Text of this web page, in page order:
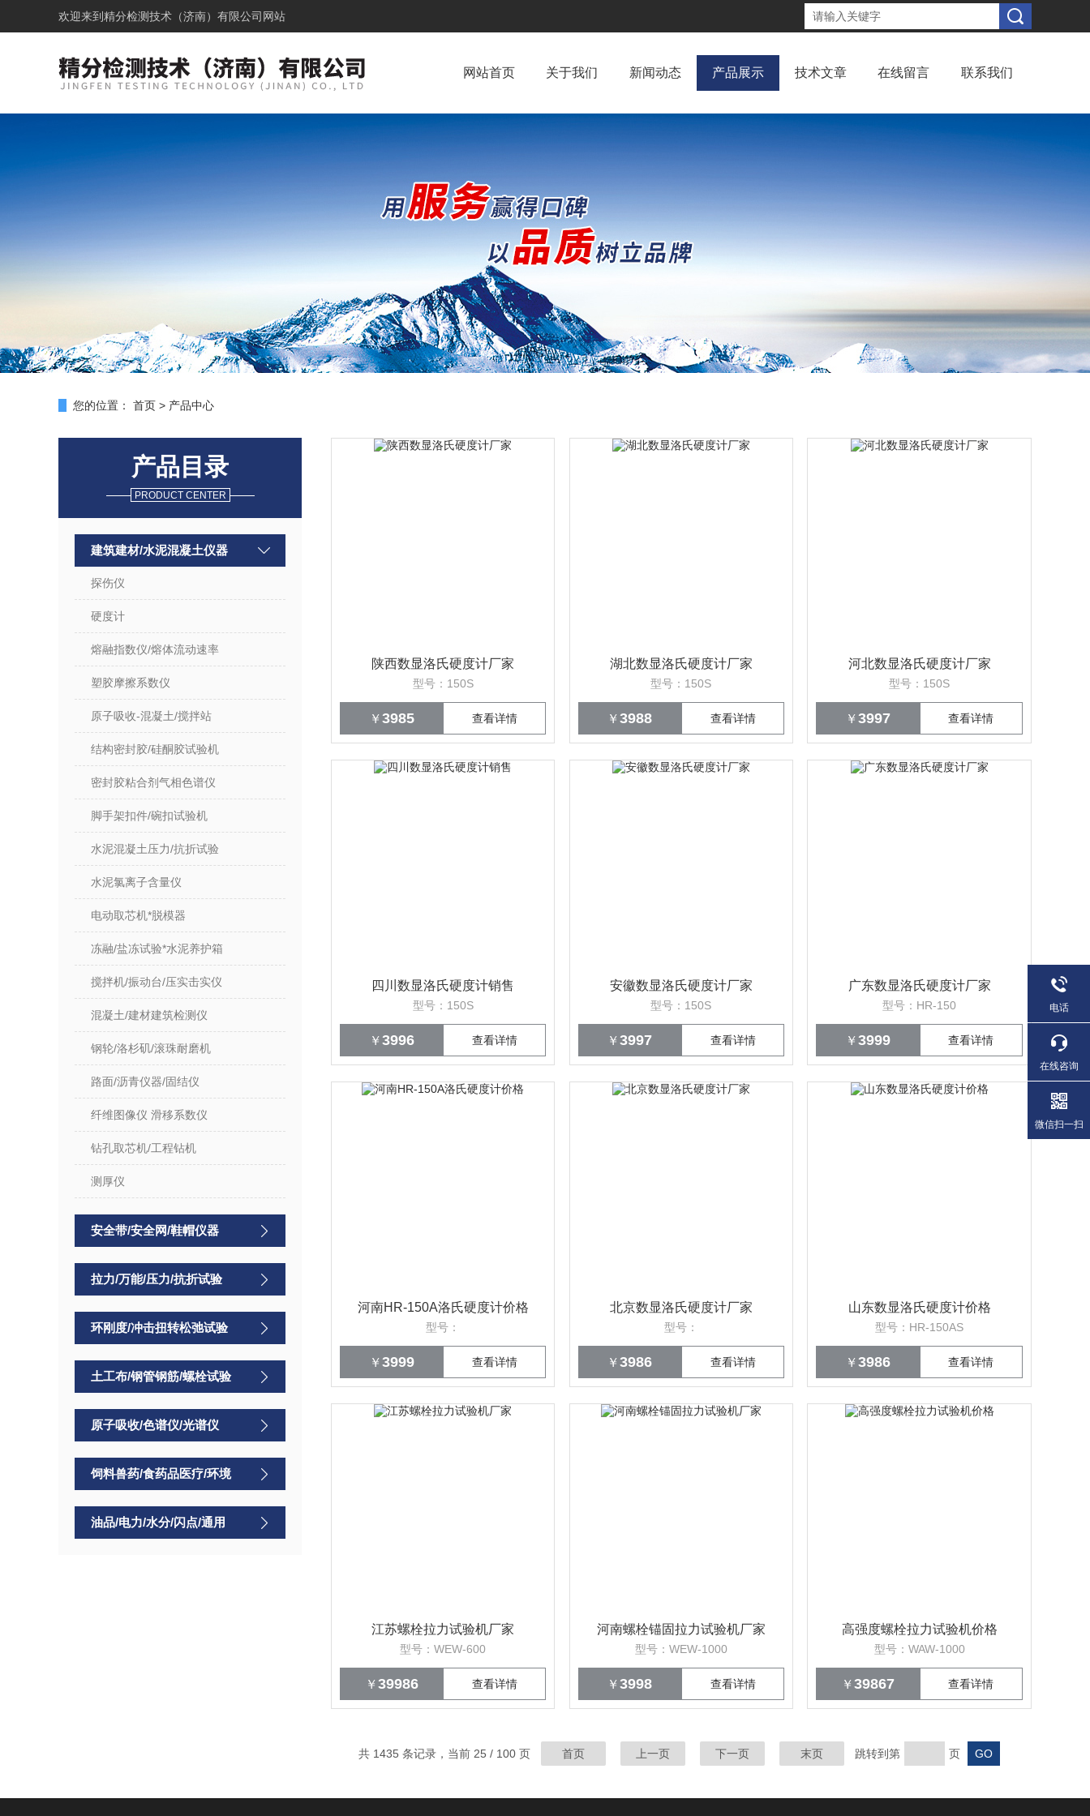
欢迎来到 精分检测技术（济南）有限公司网站
网站首页 关于我们 新闻动态 产品展示 技术文章 在线留言 联系我们
您的位置： 首页 > 产品中心
产品目录
PRODUCT CENTER
建筑建材/水泥混凝土仪器
探伤仪
硬度计
熔融指数仪/熔体流动速率
塑胶摩擦系数仪
原子吸收-混凝土/搅拌站
结构密封胶/硅酮胶试验机
密封胶粘合剂气相色谱仪
脚手架扣件/碗扣试验机
水泥混凝土压力/抗折试验
水泥氯离子含量仪
电动取芯机*脱模器
冻融/盐冻试验*水泥养护箱
搅拌机/振动台/压实击实仪
混凝土/建材建筑检测仪
钢轮/洛杉矶/滚珠耐磨机
路面/沥青仪器/固结仪
纤维图像仪 滑移系数仪
钻孔取芯机/工程钻机
测厚仪
安全带/安全网/鞋帽仪器
拉力/万能/压力/抗折试验
环刚度/冲击扭转松弛试验
土工布/钢管钢筋/螺栓试验
原子吸收/色谱仪/光谱仪
饲料兽药/食药品医疗/环境
油品/电力/水分/闪点/通用
陕西数显洛氏硬度计厂家
型号：150S
￥3985 查看详情
湖北数显洛氏硬度计厂家
型号：150S
￥3988 查看详情
河北数显洛氏硬度计厂家
型号：150S
￥3997 查看详情
四川数显洛氏硬度计销售
型号：150S
￥3996 查看详情
安徽数显洛氏硬度计厂家
型号：150S
￥3997 查看详情
广东数显洛氏硬度计厂家
型号：HR-150
￥3999 查看详情
河南HR-150A洛氏硬度计价格
型号：
￥3999 查看详情
北京数显洛氏硬度计厂家
型号：
￥3986 查看详情
山东数显洛氏硬度计价格
型号：HR-150AS
￥3986 查看详情
江苏螺栓拉力试验机厂家
型号：WEW-600
￥39986 查看详情
河南螺栓锚固拉力试验机厂家
型号：WEW-1000
￥3998 查看详情
高强度螺栓拉力试验机价格
型号：WAW-1000
￥39867 查看详情
共 1435 条记录，当前 25 / 100 页 首页 上一页 下一页 末页 跳转到第 页
电话
在线咨询
微信扫一扫